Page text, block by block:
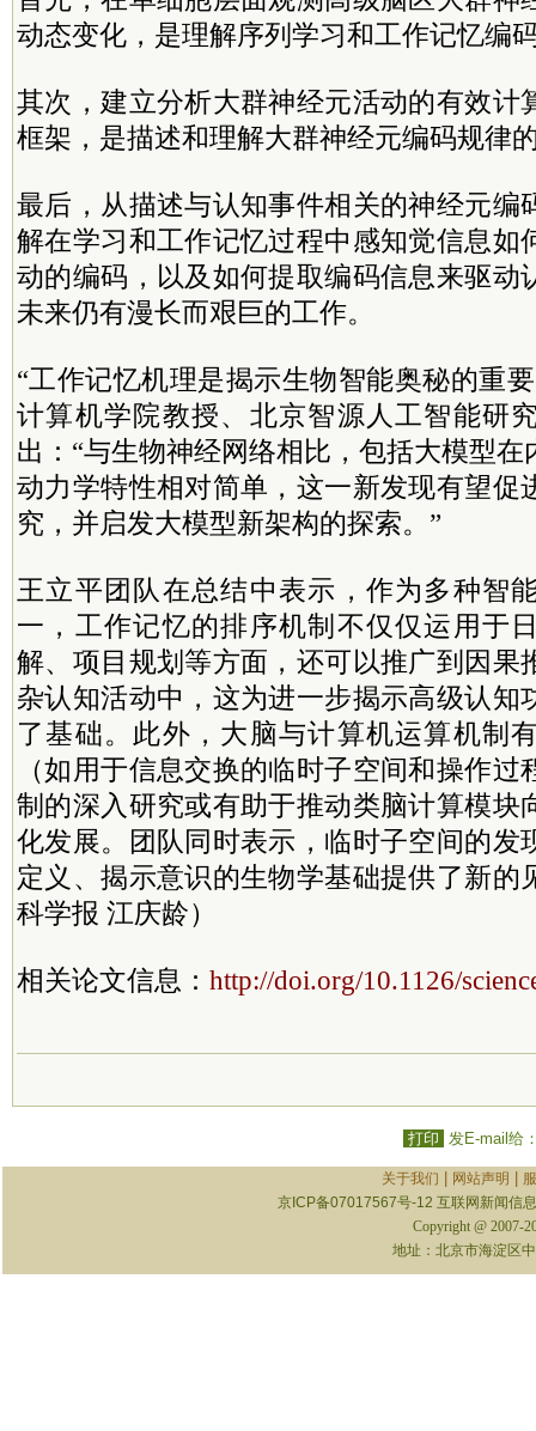
动态变化，是理解序列学习和工作记忆编
其次，建立分析大群神经元活动的有效计
框架，是描述和理解大群神经元编码规律
最后，从描述与认知事件相关的神经元编
解在学习和工作记忆过程中感知觉信息如
动的编码，以及如何提取编码信息来驱动
未来仍有漫长而艰巨的工作。
“工作记忆机理是揭示生物智能奥秘的重
计算机学院教授、北京智源人工智能研
出：“与生物神经网络相比，包括大模型
动力学特性相对简单，这一新发现有望促
究，并启发大模型新架构的探索。”
王立平团队在总结中表示，作为多种智
一，工作记忆的排序机制不仅仅运用于
解、项目规划等方面，还可以推广到因果
杂认知活动中，这为进一步揭示高级认知
了基础。此外，大脑与计算机运算机制
（如用于信息交换的临时子空间和操作
制的深入研究或有助于推动类脑计算模块
化发展。团队同时表示，临时子空间的发
定义、揭示意识的生物学基础提供了新的
科学报 江庆龄）
相关论文信息： http://doi.org/10.1126/
打印 发E-mail给
关于我们 网站声明
京ICP备07017567号-12 互联网新闻信
Copyright @ 2007-
地址：北京市海淀区